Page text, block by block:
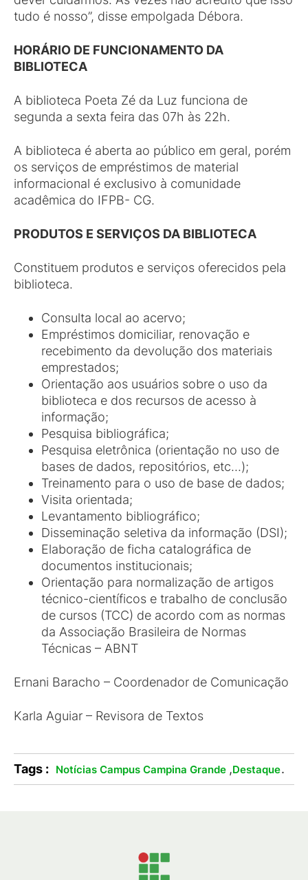
tudo é nosso”, disse empolgada Débora.
HORÁRIO DE FUNCIONAMENTO DA
BIBLIOTECA
A biblioteca Poeta Zé da Luz funciona de
segunda a sexta feira das 07h às 22h.
A biblioteca é aberta ao público em geral, porém
os serviços de empréstimos de material
informacional é exclusivo à comunidade
acadêmica do IFPB- CG.
PRODUTOS E SERVIÇOS DA BIBLIOTECA
Constituem produtos e serviços oferecidos pela
biblioteca.
Consulta local ao acervo;
Empréstimos domiciliar, renovação e
recebimento da devolução dos materiais
emprestados;
Orientação aos usuários sobre o uso da
biblioteca e dos recursos de acesso à
informação;
Pesquisa bibliográfica;
Pesquisa eletrônica (orientação no uso de
bases de dados, repositórios, etc...);
Treinamento para o uso de base de dados;
Visita orientada;
Levantamento bibliográfico;
Disseminação seletiva da informação (DSI);
Elaboração de ficha catalográfica de
documentos institucionais;
Orientação para normalização de artigos
técnico-científicos e trabalho de conclusão
de cursos (TCC) de acordo com as normas
da Associação Brasileira de Normas
Técnicas – ABNT
Ernani Baracho – Coordenador de Comunicação
Karla Aguiar – Revisora de Textos
Tags : Notícias Campus Campina Grande ,Destaque.